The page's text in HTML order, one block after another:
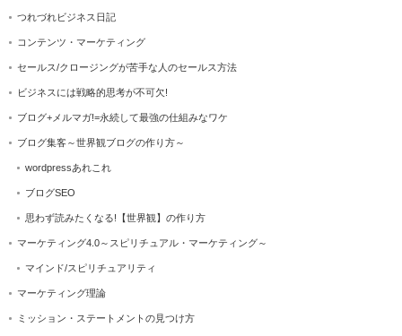
つれづれビジネス日記
コンテンツ・マーケティング
セールス/クロージングが苦手な人のセールス方法
ビジネスには戦略的思考が不可欠!
ブログ+メルマガ!=永続して最強の仕組みなワケ
ブログ集客～世界観ブログの作り方～
wordpressあれこれ
ブログSEO
思わず読みたくなる!【世界観】の作り方
マーケティング4.0～スピリチュアル・マーケティング～
マインド/スピリチュアリティ
マーケティング理論
ミッション・ステートメントの見つけ方